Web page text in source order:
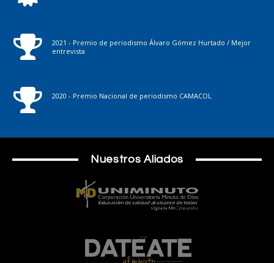
2021 - Premio de periodismo Álvaro Gómez Hurtado / Mejor
entrevista
2020 - Premio Nacional de periodismo CAMACOL
Nuestros Aliados